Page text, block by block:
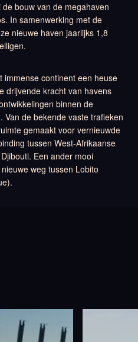
bouw van de megahaven
In samenwerking met de
nieuwe haven jaarlijks 1,8
immense continent een heuse
drijvende kracht van havens
binnen de
de bekende vaste trafieken
gemaakt voor vernieuwde
tussen West-Afrikaanse
Een ander mooi
weg tussen Lobito